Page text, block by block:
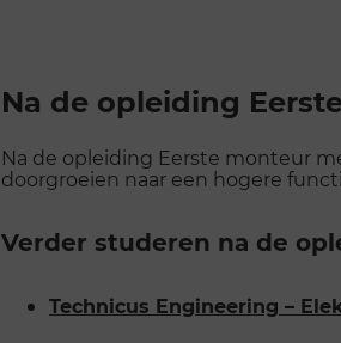
Na de opleiding
Na de opleiding Eerste monteur
doorgroeien naar een hogere
Verder studeren na de
Technicus Engineering –